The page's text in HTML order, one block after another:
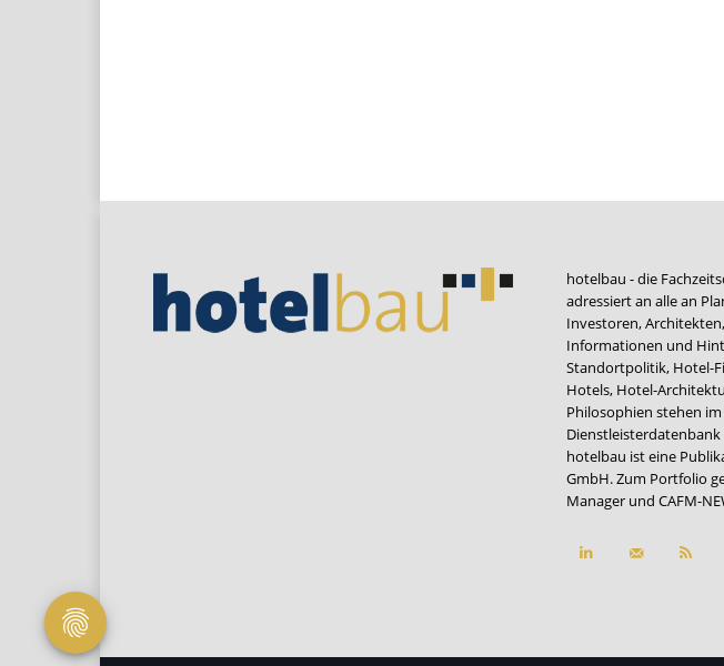
hotelbau - die
adressiert an alle an
Investoren,
Informationen und
Standortpolitik, Hotel-
Hotels, Hotel-
Philosophien stehen
hotelbau ist eine
GmbH. Zum Portfolio
Manager und CAFM-